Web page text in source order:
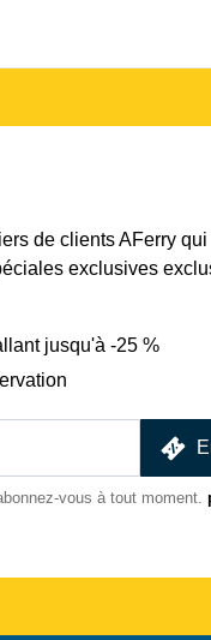
de clients AFerry
exclusives
jusqu'à -25 %
vous à tout moment.